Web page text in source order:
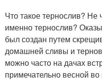
Что такое тернослив? Не
именно тернослив?
был создан путем
домашней сливы и
можно часто на дачах
примечательно весной